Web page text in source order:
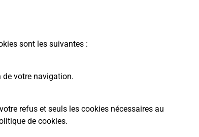
sont les suivantes :
votre navigation.
refus et seuls les cookies nécessaires au
de cookies.